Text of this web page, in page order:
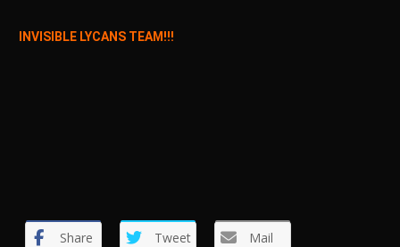
ΙΝVISIBLE LYCANS TEAM!!!
Share Tweet Mail